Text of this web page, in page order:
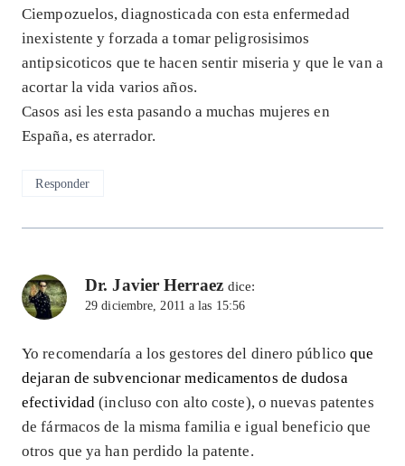
Ciempozuelos, diagnosticada con esta enfermedad
inexistente y forzada a tomar peligrosisimos
antipsicoticos que te hacen sentir miseria y que le van a
acortar la vida varios años.
Casos asi les esta pasando a muchas mujeres en
España, es aterrador.
Responder
Dr. Javier Herraez dice:
29 diciembre, 2011 a las 15:56
Yo recomendaría a los gestores del dinero públicoque
dejaran de subvencionar medicamentos de dudosa
efectividad (incluso con alto coste), o nuevas patentes
de fármacos de la misma familia e igual beneficio que
otros que ya han perdido la patente.